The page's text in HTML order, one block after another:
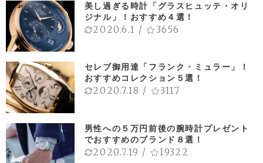
美し過ぎる時計「グラスヒュッテ・オリ
ジナル」！おすすめ４選！
2020.6.1 / 3656
セレブ御用達「フランク・ミュラー」！
おすすめコレクション５選！
2020.7.18 / 3117
男性への５万円前後の腕時計プレゼント
でおすすめのブランド８選！
2020.7.19 / 19322